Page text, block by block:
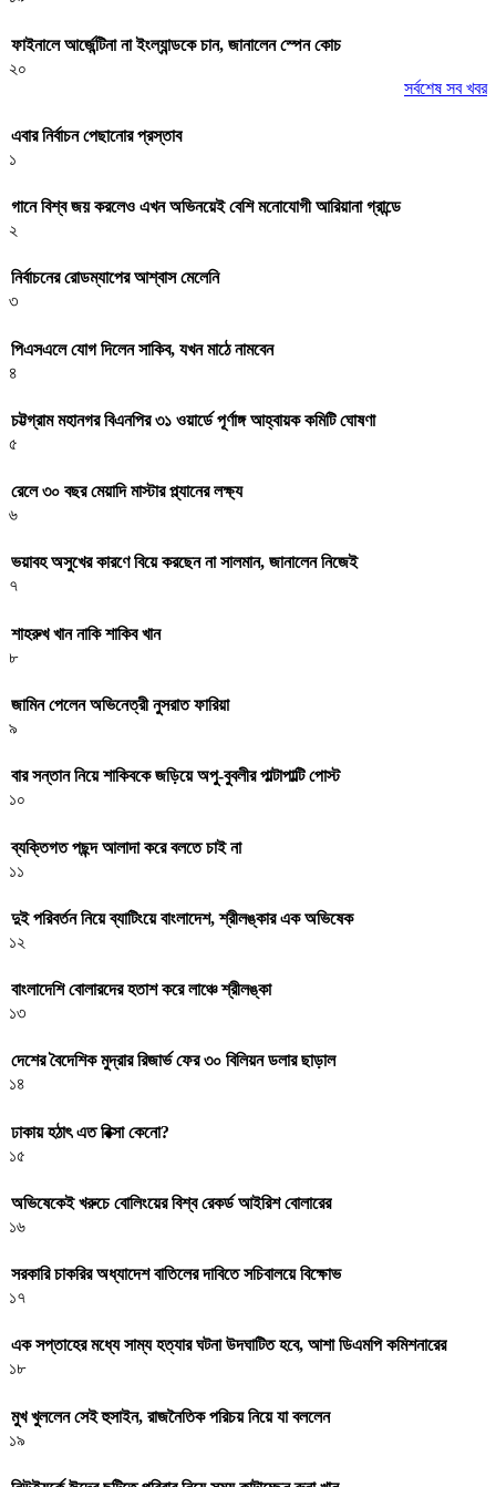
ফাইনালে আর্জেন্টিনা না ইংল্যান্ডকে চান, জানালেন স্পেন কোচ
২০
সর্বশেষ সব খবর
এবার নির্বাচন পেছানোর প্রস্তাব
১
গানে বিশ্ব জয় করলেও এখন অভিনয়েই বেশি মনোযোগী আরিয়ানা গ্রান্ডে
২
নির্বাচনের রোডম্যাপের আশ্বাস মেলেনি
৩
পিএসএলে যোগ দিলেন সাকিব, যখন মাঠে নামবেন
৪
চট্টগ্রাম মহানগর বিএনপির ৩১ ওয়ার্ডে পূর্ণাঙ্গ আহ্বায়ক কমিটি ঘোষণা
৫
রেলে ৩০ বছর মেয়াদি মাস্টার প্ল্যানের লক্ষ্য
৬
ভয়াবহ অসুখের কারণে বিয়ে করছেন না সালমান, জানালেন নিজেই
৭
শাহরুখ খান নাকি শাকিব খান
৮
জামিন পেলেন অভিনেত্রী নুসরাত ফারিয়া
৯
বার সন্তান নিয়ে শাকিবকে জড়িয়ে অপু-বুবলীর পাল্টাপাল্টি পোস্ট
১০
ব্যক্তিগত পছন্দ আলাদা করে বলতে চাই না
১১
দুই পরিবর্তন নিয়ে ব্যাটিংয়ে বাংলাদেশ, শ্রীলঙ্কার এক অভিষেক
১২
বাংলাদেশি বোলারদের হতাশ করে লাঞ্চে শ্রীলঙ্কা
১৩
দেশের বৈদেশিক মুদ্রার রিজার্ভ ফের ৩০ বিলিয়ন ডলার ছাড়াল
১৪
ঢাকায় হঠাৎ এত রিক্সা কেনো?
১৫
অভিষেকেই খরুচে বোলিংয়ের বিশ্ব রেকর্ড আইরিশ বোলারের
১৬
সরকারি চাকরির অধ্যাদেশ বাতিলের দাবিতে সচিবালয়ে বিক্ষোভ
১৭
এক সপ্তাহের মধ্যে সাম্য হত্যার ঘটনা উদঘাটিত হবে, আশা ডিএমপি কমিশনারের
১৮
মুখ খুললেন সেই হুসাইন, রাজনৈতিক পরিচয় নিয়ে যা বললেন
১৯